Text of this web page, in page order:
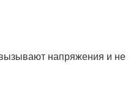
напряжения и не